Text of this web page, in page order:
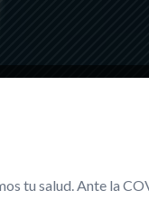
tu salud. Ante la